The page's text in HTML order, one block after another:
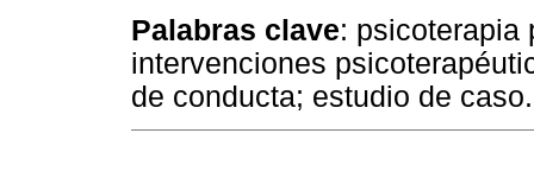
Palabras clave: psicoterapia
intervenciones
de conducta; estudio de caso.